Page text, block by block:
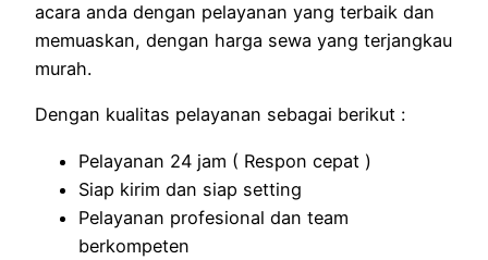
acara anda dengan pelayanan yang terbaik dan
memuaskan, dengan harga sewa yang terjangkau
murah.
Dengan kualitas pelayanan sebagai berikut :
Pelayanan 24 jam ( Respon cepat )
Siap kirim dan siap setting
Pelayanan profesional dan team
berkompeten